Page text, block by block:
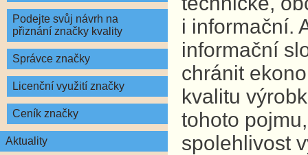
Podejte svůj návrh na
přiznání značky kvality
Správce značky
Licenční využití značky
Ceník značky
Aktuality
i informační.
informační
chránit
kvalitu
tohoto
spolehlivost